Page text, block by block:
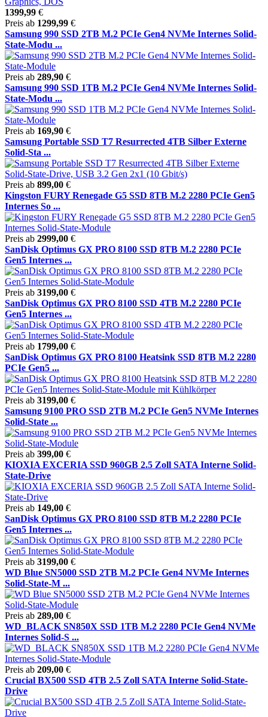
1399,99 €
Preis ab 1299,99 €
Samsung 990 SSD 2TB M.2 PCIe Gen4 NVMe Internes Solid-
State-Modu ...
Preis ab 289,90 €
Samsung 990 SSD 1TB M.2 PCIe Gen4 NVMe Internes Solid-
State-Modu ...
Preis ab 169,90 €
Samsung Portable SSD T7 Resurrected 4TB Silber Externe
Solid-Sta ...
Preis ab 899,00 €
Kingston FURY Renegade G5 SSD 8TB M.2 2280 PCIe Gen5
Internes So ...
Preis ab 2999,00 €
SanDisk Optimus GX PRO 8100 SSD 8TB M.2 2280 PCIe
Gen5 Internes ...
Preis ab 3199,00 €
SanDisk Optimus GX PRO 8100 SSD 4TB M.2 2280 PCIe
Gen5 Internes ...
Preis ab 1799,00 €
SanDisk Optimus GX PRO 8100 Heatsink SSD 8TB M.2 2280
PCIe Gen5 ...
Preis ab 3199,00 €
Samsung 9100 PRO SSD 2TB M.2 PCIe Gen5 NVMe Internes
Solid-State ...
Preis ab 399,00 €
KIOXIA EXCERIA SSD 960GB 2.5 Zoll SATA Interne Solid-
State-Drive
Preis ab 149,00 €
SanDisk Optimus GX PRO 8100 SSD 8TB M.2 2280 PCIe
Gen5 Internes ...
Preis ab 3199,00 €
WD Blue SN5000 SSD 2TB M.2 PCIe Gen4 NVMe Internes
Solid-State-M ...
Preis ab 289,00 €
WD_BLACK SN850X SSD 1TB M.2 2280 PCIe Gen4 NVMe
Internes Solid-S ...
Preis ab 209,00 €
Crucial BX500 SSD 4TB 2.5 Zoll SATA Interne Solid-State-
Drive